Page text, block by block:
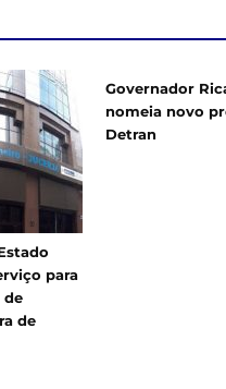
para
de
de
Governador
nomeia novo
Detran